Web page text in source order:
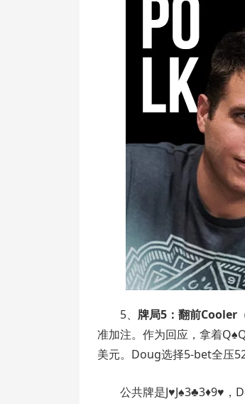
5、 牌局5：翻前Cooler
准加注。作为回应，拿着
美元。Doug选择5-bet全压
公共牌是J♥J♠3♣3♦9♥，